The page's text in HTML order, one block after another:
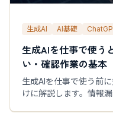
生成AI AI基礎
生成AIを仕事で使う
い・確認作業の基本
生成AIを仕事で使う前
けに解説します。情報